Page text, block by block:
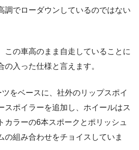
調でローダウンしているのではない
この車高のまま自走していることに
の入った仕様と言えます。
をベースに、社外のリップスポイ
スポイラーを追加し、ホイールはス
カラーの6本スポークとポリッシュ
の組み合わせをチョイスしていま